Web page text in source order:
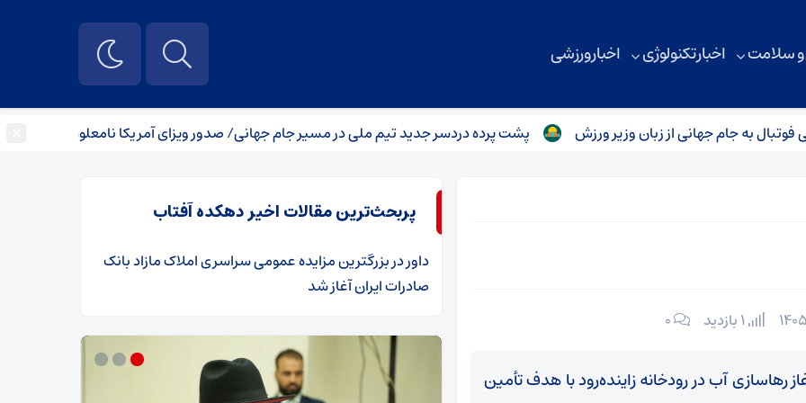
و سلامت اخبار تکنولوژی اخبار ورزشی
جام جهانی از زبان وزیر ورزش پشت پرده دردسر جدید تیم ملی در مسیر جام جهانی/ صدور ویزای آمریکا نامعلوم
۰
رهاسازی آب در رودخانه زاینده‌رود با هدف تأمین
پربحث‌ترین مقالات اخیر دهکده آفتاب
داوردر​بزرگترین مزایده عمومی سراسری املاک مازاد بانک
صادرات ایران آغاز شد